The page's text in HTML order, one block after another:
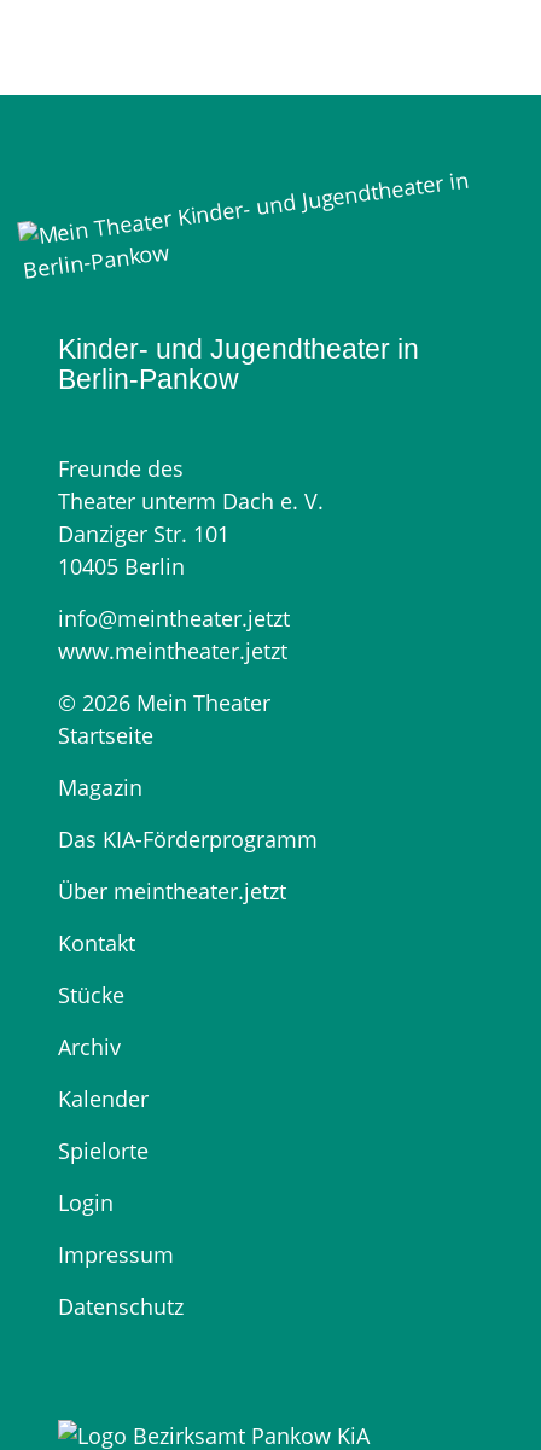
Mein Theater
Kinder- und Jugendtheater in
Berlin‑Pankow
Freunde des
Theater unterm Dach e. V.
Danziger Str. 101
10405 Berlin
info@meintheater.jetzt
www.meintheater.jetzt
© 2026 Mein Theater
Startseite
Magazin
Das KIA-Förderprogramm
Über meintheater.jetzt
Kontakt
Stücke
Archiv
Kalender
Spielorte
Login
Impressum
Datenschutz